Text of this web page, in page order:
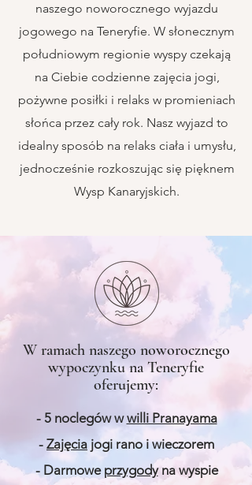
naszego noworocznego wyjazdu
jogowego na Teneryfie. W słonecznym
południowym regionie wyspy czekają
na Ciebie codzienne zajęcia jogi,
pożywne posiłki i relaks w promieniach
słońca przez cały rok. Nasz wyjazd to
idealny sposób na relaks ciała i umysłu,
jednocześnie rozkoszując się pięknem
Wysp Kanaryjskich.
W ramach naszego noworocznego
wypoczynku na Teneryfie
oferujemy:
- 5 noclegów wwilli Pranayama
- Zajęciajogi rano i wieczorem
- Darmowe przygodyna wyspie